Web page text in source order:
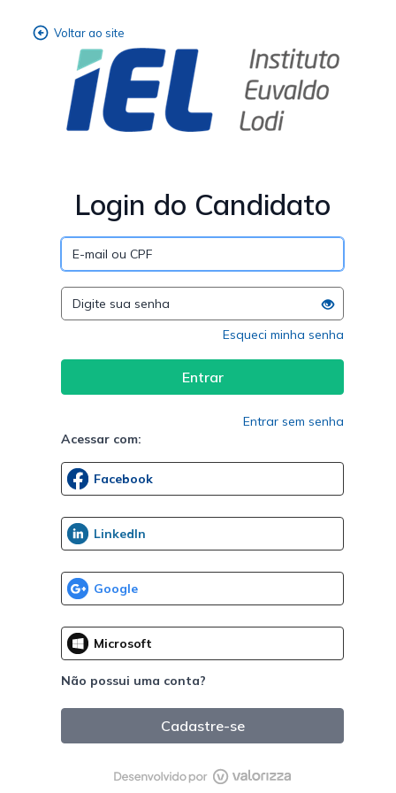
Login do Candidato
Esqueci minha senha
Entrar sem senha
Acessar com:
Não possui uma conta?